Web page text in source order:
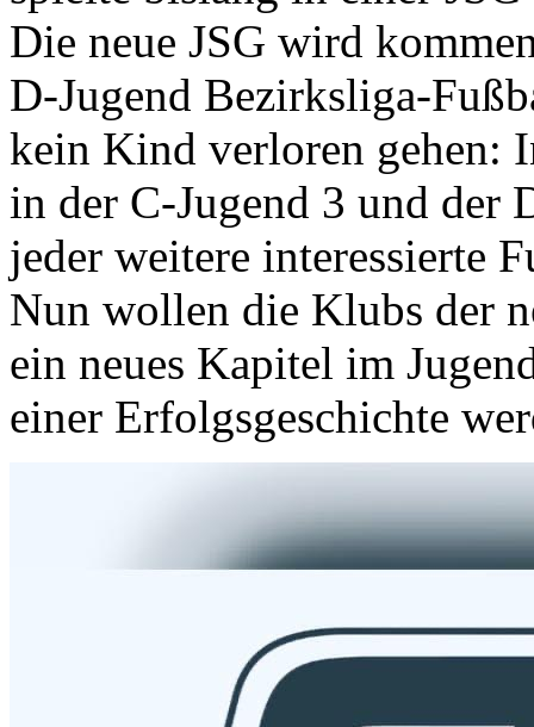
Die neue JSG wird
D-Jugend Bezirksliga-
kein Kind verloren gehen:
in der C-Jugend 3 und der
jeder weitere interessierte
Nun wollen die Klubs der
ein neues Kapitel im
einer Erfolgsgeschichte